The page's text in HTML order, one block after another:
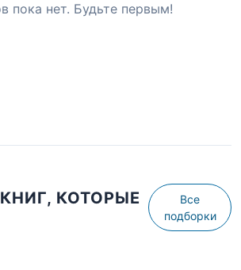
пока нет. Будьте первым!
КОТОРЫЕ
Все
подборки